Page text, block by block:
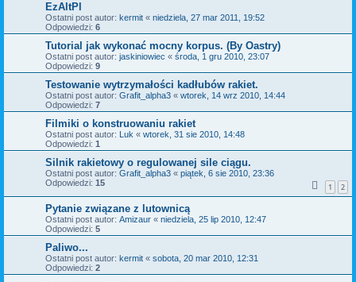
EzAltPl
Ostatni post autor: kermit « niedziela, 27 mar 2011, 19:52
Odpowiedzi: 6
Tutorial jak wykonać mocny korpus. (By Oastry)
Ostatni post autor: jaskiniowiec « środa, 1 gru 2010, 23:07
Odpowiedzi: 9
Testowanie wytrzymałości kadłubów rakiet.
Ostatni post autor: Grafit_alpha3 « wtorek, 14 wrz 2010, 14:44
Odpowiedzi: 7
Filmiki o konstruowaniu rakiet
Ostatni post autor: Luk « wtorek, 31 sie 2010, 14:48
Odpowiedzi: 1
Silnik rakietowy o regulowanej sile ciągu.
Ostatni post autor: Grafit_alpha3 « piątek, 6 sie 2010, 23:36
Odpowiedzi: 15 1 2
Pytanie związane z lutownicą
Ostatni post autor: Amizaur « niedziela, 25 lip 2010, 12:47
Odpowiedzi: 5
Paliwo...
Ostatni post autor: kermit « sobota, 20 mar 2010, 12:31
Odpowiedzi: 2